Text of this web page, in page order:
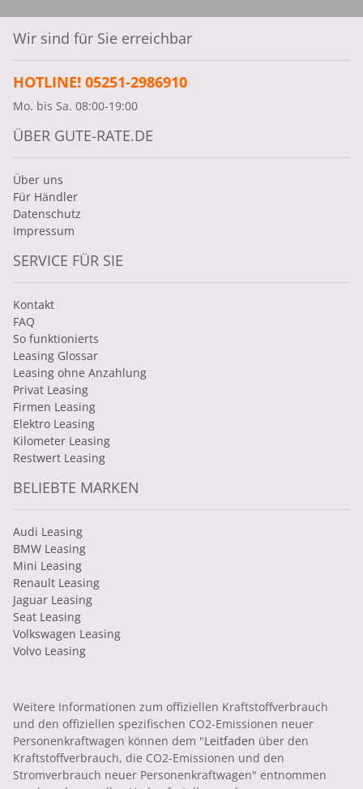
Wir sind für Sie erreichbar
HOTLINE! 05251-2986910
Mo. bis Sa. 08:00-19:00
ÜBER GUTE-RATE.DE
Über uns
Für Händler
Datenschutz
Impressum
SERVICE FÜR SIE
Kontakt
FAQ
So funktionierts
Leasing Glossar
Leasing ohne Anzahlung
Privat Leasing
Firmen Leasing
Elektro Leasing
Kilometer Leasing
Restwert Leasing
BELIEBTE MARKEN
Audi Leasing
BMW Leasing
Mini Leasing
Renault Leasing
Jaguar Leasing
Seat Leasing
Volkswagen Leasing
Volvo Leasing
Weitere Informationen zum offiziellen Kraftstoffverbrauch
und den offiziellen spezifischen CO2-Emissionen neuer
Personenkraftwagen können dem "Leitfaden über den
Kraftstoffverbrauch, die CO2-Emissionen und den
Stromverbrauch neuer Personenkraftwagen" entnommen